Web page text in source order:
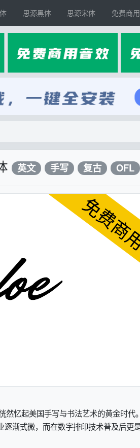
思源黑体 思源宋体 免费商
英文 手写 复古 OFL
忆起美国手写与书法艺术的黄金时代
渐式微，而在数字排印技术普及后更